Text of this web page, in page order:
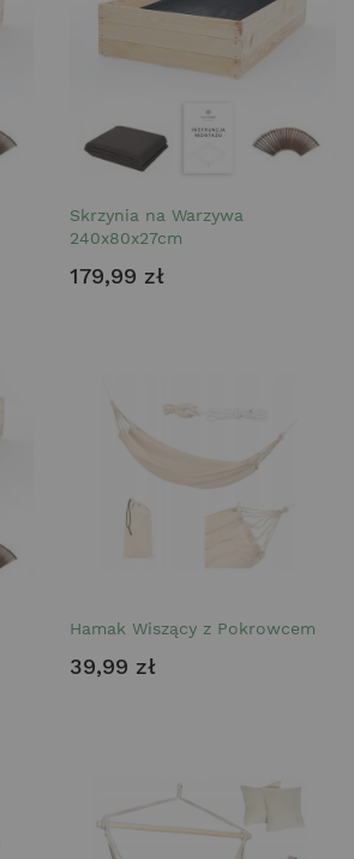
Skrzynia na Warzywa
240x80x27cm
179,99 zł
Hamak Wiszący z Pokrowcem
39,99 zł